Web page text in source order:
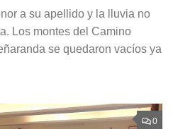
a su apellido y la lluvia no
Los montes del Camino
se quedaron vacíos ya
0